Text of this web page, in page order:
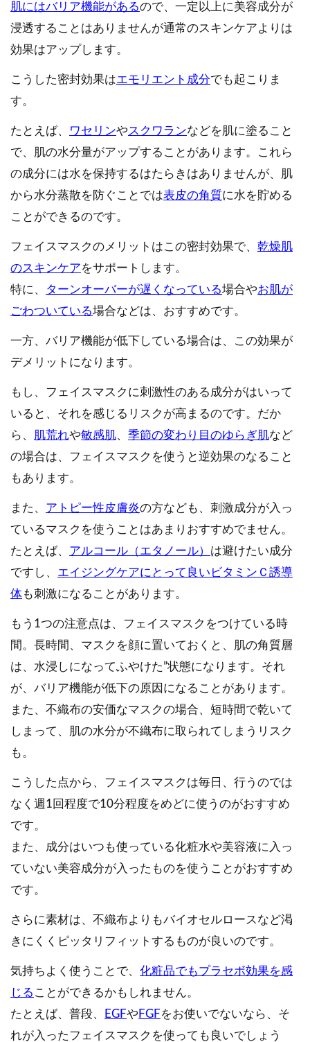
肌にはバリア機能があるので、一定以上に美容成分が
浸透することはありませんが通常のスキンケアよりは
効果はアップします。
こうした密封効果はエモリエント成分でも起こりま
す。
たとえば、 ワセリンやスクワランなどを肌に塗ること
で、肌の水分量がアップすることがあります。これら
の成分には水を保持するはたらきはありませんが、肌
から水分蒸散を防ぐことでは表皮の角質に水を貯める
ことができるのです。
フェイスマスクのメリットはこの密封効果で、 乾燥肌
のスキンケアをサポートします。
特に、
ターンオーバーが遅くなっている場合やお肌が
ごわついている場合などは、おすすめです。
一方、バリア機能が低下している場合は、この効果が
デメリットになります。
もし、フェイスマスクに刺激性のある成分がはいって
いると、それを感じるリスクが高まるのです。だか
ら、
肌荒れや敏感肌、 季節の変わり目のゆらぎ肌など
の場合は、フェイスマスクを使うと逆効果のなること
もあります。
また、 アトピー性皮膚炎の方なども、刺激成分が入っ
ているマスクを使うことはあまりおすすめでません。
たとえば、 アルコール（エタノール） は避けたい成分
ですし、 エイジングケアにとって良いビタミンＣ誘導
体も刺激になることがあります。
もう1つの注意点は、フェイスマスクをつけている時
間。長時間、マスクを顔に置いておくと、肌の角質層
は、水浸しになってふやけた”状態になります。それ
が、バリア機能が低下の原因になることがあります。
また、不織布の安価なマスクの場合、短時間で乾いて
しまって、肌の水分が不織布に取られてしまうリスク
も。
こうした点から、フェイスマスクは毎日、行うのでは
なく週1回程度で10分程度をめどに使うのがおすすめ
です。
また、成分はいつも使っている化粧水や美容液に入っ
ていない美容成分が入ったものを使うことがおすすめ
です。
さらに素材は、不織布よりもバイオセルロースなど渇
きにくくピッタリフィットするものが良いのです。
気持ちよく使うことで、 化粧品でもプラセボ効果を感
じる ことができるかもしれません。
たとえば、普段、
EGFやFGFをお使いでないなら、そ
れが入ったフェイスマスクを使っても良いでしょう